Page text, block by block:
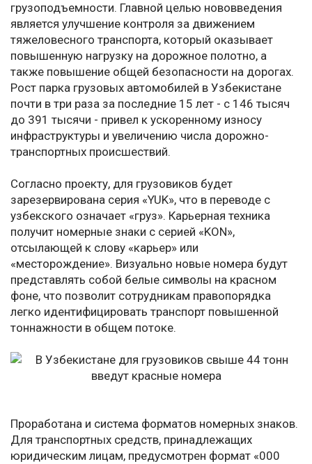
грузоподъемности. Главной целью нововведения
является улучшение контроля за движением
тяжеловесного транспорта, который оказывает
повышенную нагрузку на дорожное полотно, а
также повышение общей безопасности на дорогах.
Рост парка грузовых автомобилей в Узбекистане
почти в три раза за последние 15 лет - с 146 тысяч
до 391 тысячи - привел к ускоренному износу
инфраструктуры и увеличению числа дорожно-
транспортных происшествий.
Согласно проекту, для грузовиков будет
зарезервирована серия «YUK», что в переводе с
узбекского означает «груз». Карьерная техника
получит номерные знаки с серией «KON»,
отсылающей к слову «карьер» или
«месторождение». Визуально новые номера будут
представлять собой белые символы на красном
фоне, что позволит сотрудникам правопорядка
легко идентифицировать транспорт повышенной
тоннажности в общем потоке.
Проработана и система форматов номерных знаков.
Для транспортных средств, принадлежащих
юридическим лицам, предусмотрен формат «000